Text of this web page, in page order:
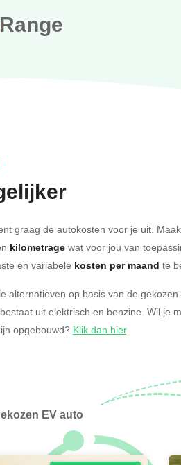
Range
graag de autokosten voor je uit.
kilometrage wat voor jou van
en variabele kosten per maand te
alternatieven op basis van de gekozen
uit elektrisch en benzine. Wil je
opgebouwd? Klik dan hier.
EV auto